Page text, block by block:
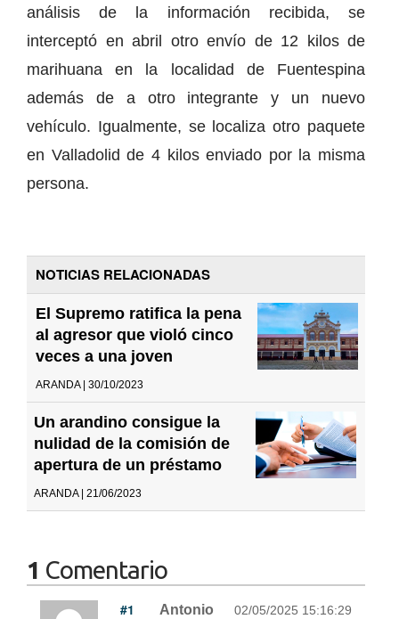
análisis de la información recibida, se
interceptó en abril otro envío de 12 kilos de
marihuana en la localidad de Fuentespina
además de a otro integrante y un nuevo
vehículo. Igualmente, se localiza otro paquete
en Valladolid de 4 kilos enviado por la misma
persona.
NOTICIAS RELACIONADAS
El Supremo ratifica la pena
al agresor que violó cinco
veces a una joven
ARANDA | 30/10/2023
Un arandino consigue la
nulidad de la comisión de
apertura de un préstamo
ARANDA | 21/06/2023
1 Comentario
#1 Antonio 02/05/2025 15:16:29